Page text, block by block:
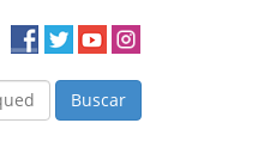
Buscar